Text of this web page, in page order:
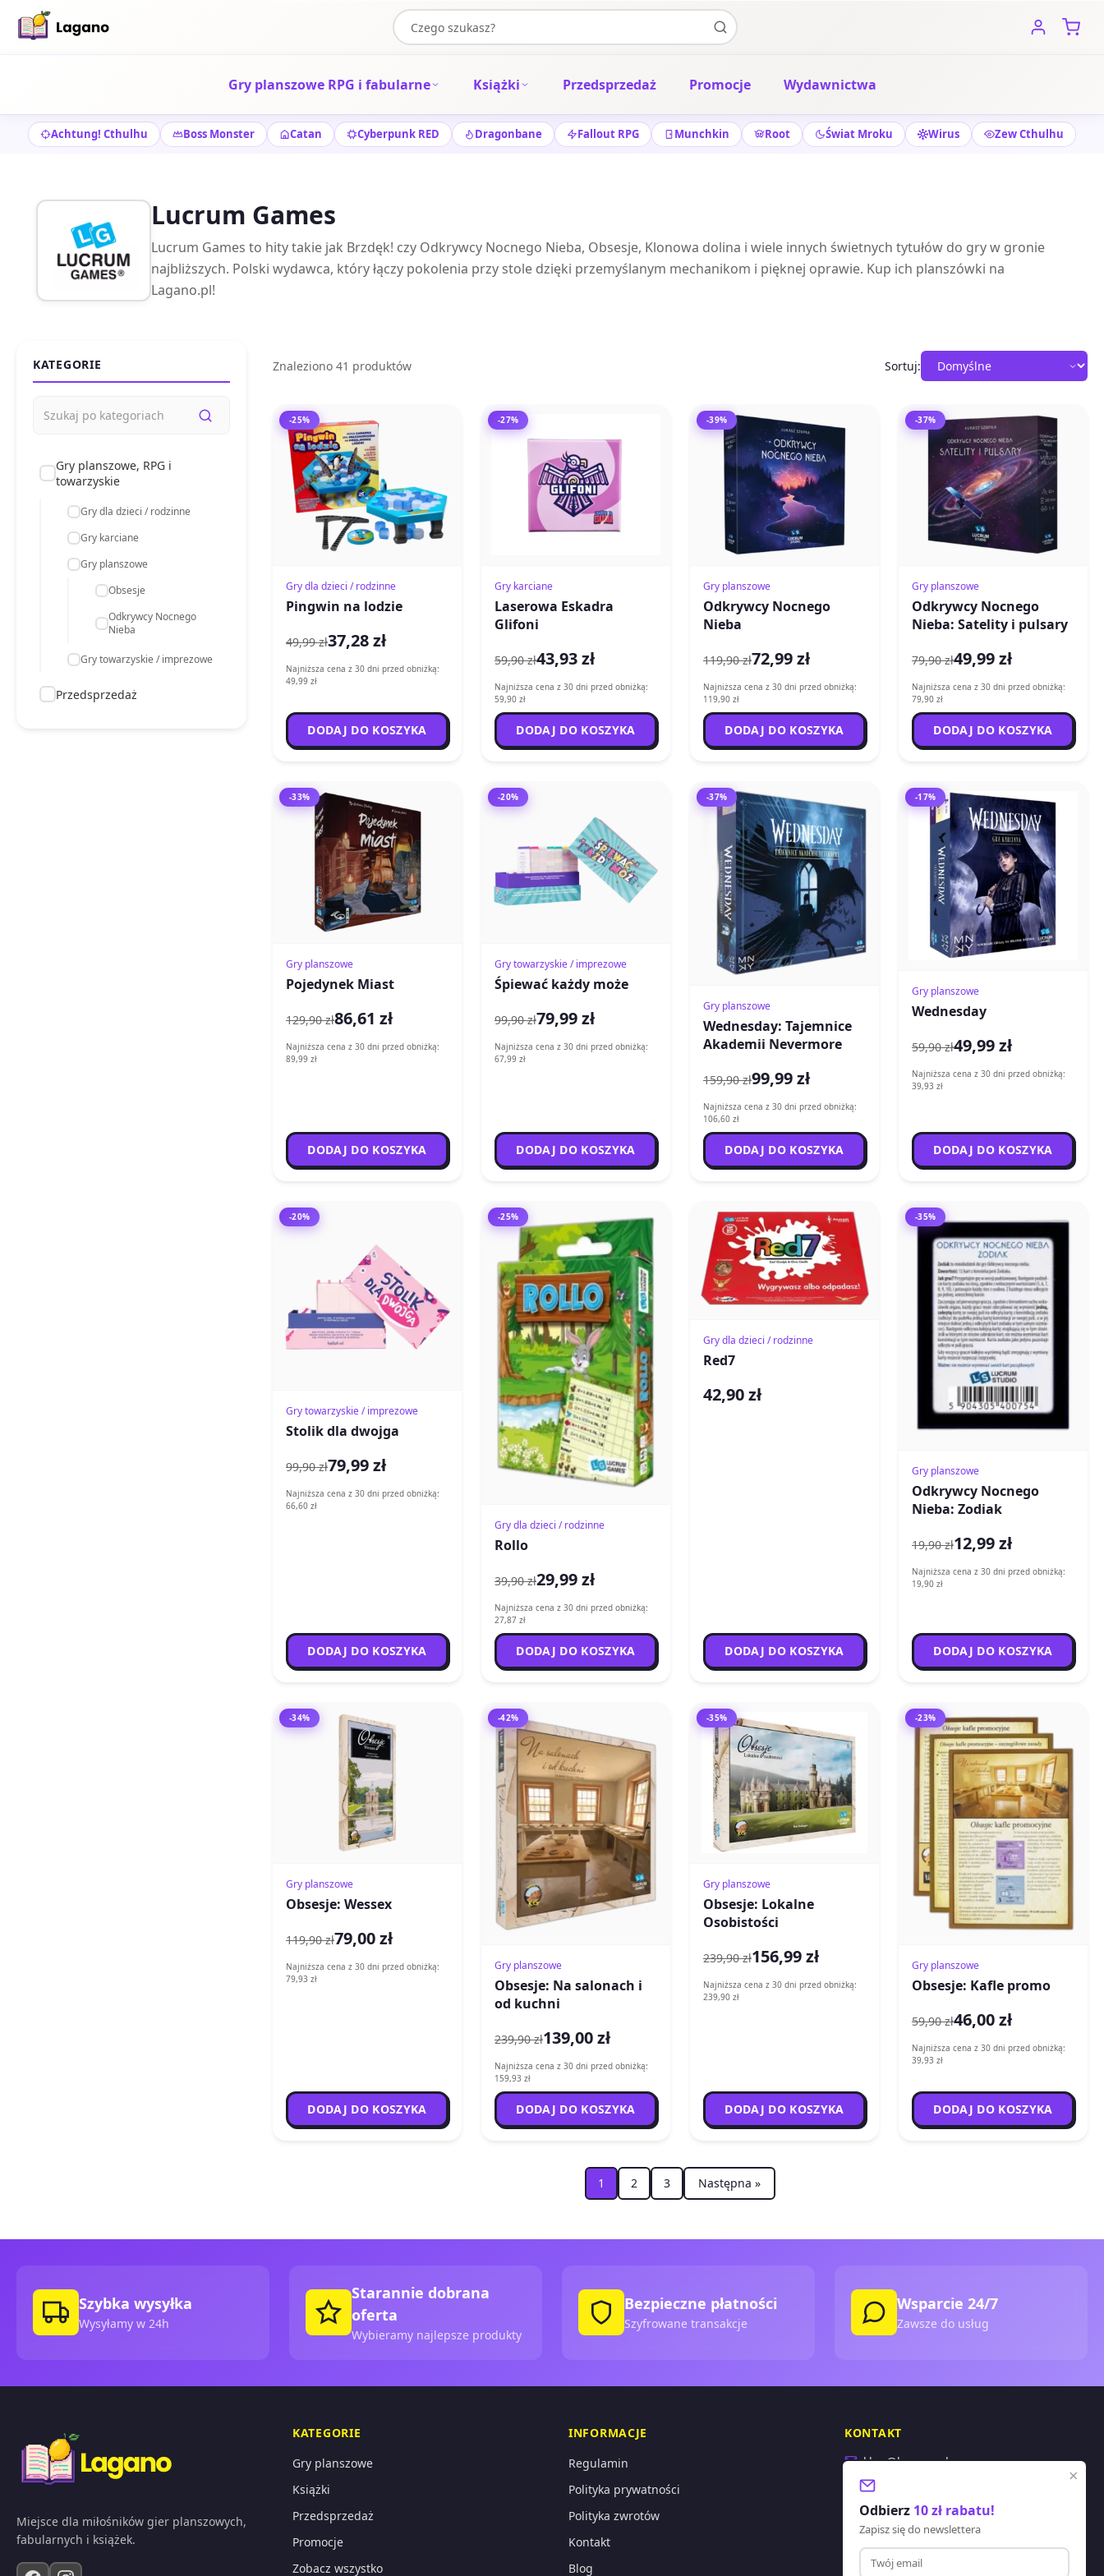
Gry planszowe RPG i fabularne Książki Przedsprzedaż Promocje Wydawnictwa
Achtung! Cthulhu Boss Monster Catan Cyberpunk RED Dragonbane Fallout RPG Munchkin Root Świat Mroku Wirus Zew Cthulhu
×
Odbierz 10 zł rabatu!
Zapisz się do newslettera
Lucrum Games
Lucrum Games to hity takie jak Brzdęk! czy Odkrywcy Nocnego Nieba, Obsesje, Klonowa dolina i wiele innych świetnych tytułów do gry w gronie
najbliższych. Polski wydawca, który łączy pokolenia przy stole dzięki przemyślanym mechanikom i pięknej oprawie. Kup ich planszówki na
Lagano.pl!
KATEGORIE
Gry planszowe, RPG i
towarzyskie
Gry dla dzieci / rodzinne
Gry karciane
Gry planszowe
Obsesje
Odkrywcy Nocnego
Nieba
Gry towarzyskie / imprezowe
Przedsprzedaż
Znaleziono 41 produktów Sortuj:
-25%
Gry dla dzieci / rodzinne
Pingwin na lodzie
49,99 zł37,28 zł
Najniższa cena z 30 dni przed obniżką:
49,99 zł
DODAJ DO KOSZYKA
-27%
Gry karciane
Laserowa Eskadra
Glifoni
59,90 zł43,93 zł
Najniższa cena z 30 dni przed obniżką:
59,90 zł
DODAJ DO KOSZYKA
-39%
Gry planszowe
Odkrywcy Nocnego
Nieba
119,90 zł72,99 zł
Najniższa cena z 30 dni przed obniżką:
119,90 zł
DODAJ DO KOSZYKA
-37%
Gry planszowe
Odkrywcy Nocnego
Nieba: Satelity i pulsary
79,90 zł49,99 zł
Najniższa cena z 30 dni przed obniżką:
79,90 zł
DODAJ DO KOSZYKA
-33%
Gry planszowe
Pojedynek Miast
129,90 zł86,61 zł
Najniższa cena z 30 dni przed obniżką:
89,99 zł
DODAJ DO KOSZYKA
-20%
Gry towarzyskie / imprezowe
Śpiewać każdy może
99,90 zł79,99 zł
Najniższa cena z 30 dni przed obniżką:
67,99 zł
DODAJ DO KOSZYKA
-37%
Gry planszowe
Wednesday: Tajemnice
Akademii Nevermore
159,90 zł99,99 zł
Najniższa cena z 30 dni przed obniżką:
106,60 zł
DODAJ DO KOSZYKA
-17%
Gry planszowe
Wednesday
59,90 zł49,99 zł
Najniższa cena z 30 dni przed obniżką:
39,93 zł
DODAJ DO KOSZYKA
-20%
Gry towarzyskie / imprezowe
Stolik dla dwojga
99,90 zł79,99 zł
Najniższa cena z 30 dni przed obniżką:
66,60 zł
DODAJ DO KOSZYKA
-25%
Gry dla dzieci / rodzinne
Rollo
39,90 zł29,99 zł
Najniższa cena z 30 dni przed obniżką:
27,87 zł
DODAJ DO KOSZYKA
Gry dla dzieci / rodzinne
Red7
42,90 zł
DODAJ DO KOSZYKA
-35%
Gry planszowe
Odkrywcy Nocnego
Nieba: Zodiak
19,90 zł12,99 zł
Najniższa cena z 30 dni przed obniżką:
19,90 zł
DODAJ DO KOSZYKA
-34%
Gry planszowe
Obsesje: Wessex
119,90 zł79,00 zł
Najniższa cena z 30 dni przed obniżką:
79,93 zł
DODAJ DO KOSZYKA
-42%
Gry planszowe
Obsesje: Na salonach i
od kuchni
239,90 zł139,00 zł
Najniższa cena z 30 dni przed obniżką:
159,93 zł
DODAJ DO KOSZYKA
-35%
Gry planszowe
Obsesje: Lokalne
Osobistości
239,90 zł156,99 zł
Najniższa cena z 30 dni przed obniżką:
239,90 zł
DODAJ DO KOSZYKA
-23%
Gry planszowe
Obsesje: Kafle promo
59,90 zł46,00 zł
Najniższa cena z 30 dni przed obniżką:
39,93 zł
DODAJ DO KOSZYKA
1 2 3 Następna »
Szybka wysyłka
Wysyłamy w 24h
Starannie dobrana
oferta
Wybieramy najlepsze produkty
Bezpieczne płatności
Szyfrowane transakcje
Wsparcie 24/7
Zawsze do usług
Miejsce dla miłośników gier planszowych,
fabularnych i książek.
KATEGORIE
Gry planszowe
Książki
Przedsprzedaż
Promocje
Zobacz wszystko
INFORMACJE
Regulamin
Polityka prywatności
Polityka zwrotów
Kontakt
Blog
KONTAKT
sklep@lagano.pl
+48 577 388 303
Godziny pracy:
Pon-Pt: 8:00 - 20:00